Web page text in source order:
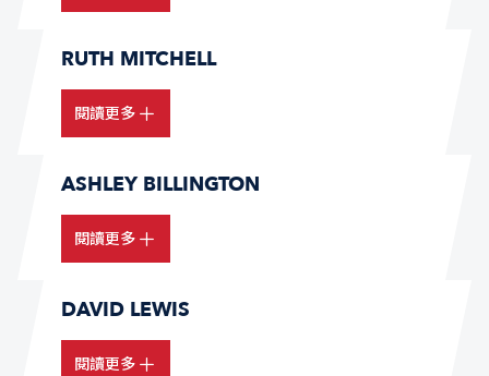
RUTH MITCHELL
閱讀更多
ASHLEY BILLINGTON
閱讀更多
DAVID LEWIS
閱讀更多